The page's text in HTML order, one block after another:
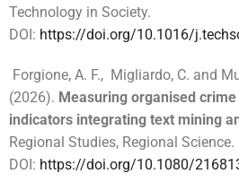
Technology in Society.
DOI: https://doi.org/10.1016/
Forgione, A. F., Migliardo, C. and
(2026). Measuring organised
indicators integrating text mining
Regional Studies, Regional Science.
DOI: https://doi.org/10.1080/